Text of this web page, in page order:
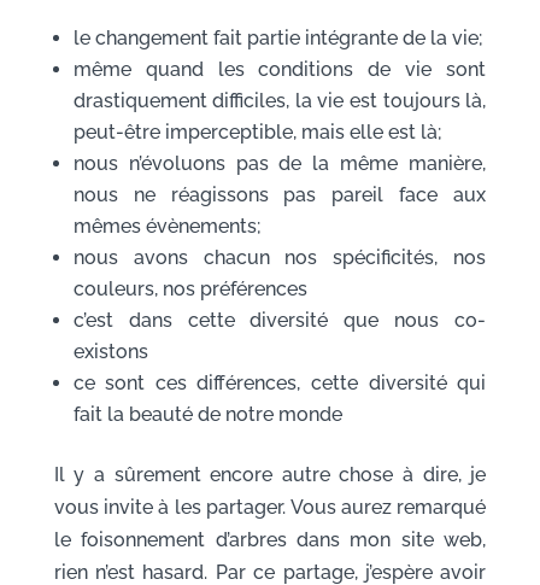
le changement fait partie intégrante de la vie;
même quand les conditions de vie sont
drastiquement difficiles, la vie est toujours là,
peut-être imperceptible, mais elle est là;
nous n’évoluons pas de la même manière,
nous ne réagissons pas pareil face aux
mêmes évènements;
nous avons chacun nos spécificités, nos
couleurs, nos préférences
c’est dans cette diversité que nous co-
existons
ce sont ces différences, cette diversité qui
fait la beauté de notre monde
Il y a sûrement encore autre chose à dire, je
vous invite à les partager. Vous aurez remarqué
le foisonnement d’arbres dans mon site web,
rien n’est hasard. Par ce partage, j’espère avoir